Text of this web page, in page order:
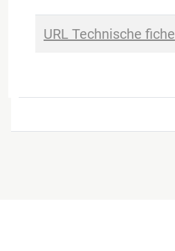
URL Technische fiche